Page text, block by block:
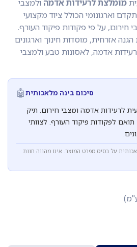
מומלצת לרעידות אדמה ולמצבי
וארגונומי הכולל ציוד מקצועי
על פי פקודות פיקוד העורף.
הגנה אזרחית, מוסדות חינוך וארגונים
אדמה, לאסונות טבע ולמצבי
סיכום בינה מלאכותית🤖
לרעידות אדמה ומצבי חירום. תיק
לפקודות פיקוד העורף. לצוותי
על בסיס מפרט המוצר. אינו מהווה חוות